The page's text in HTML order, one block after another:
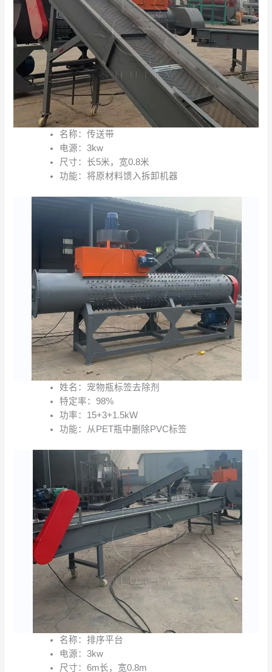
名称：传送带
电源：3kw
尺寸：长5米，宽0.8米
功能：将原材料馈入拆卸机器
姓名：宠物瓶标签去除剂
特定率：98%
功率：15+3+1.5kW
功能：从PET瓶中删除PVC标签
名称：排序平台
电源：3kw
尺寸：6m长，宽0.8m